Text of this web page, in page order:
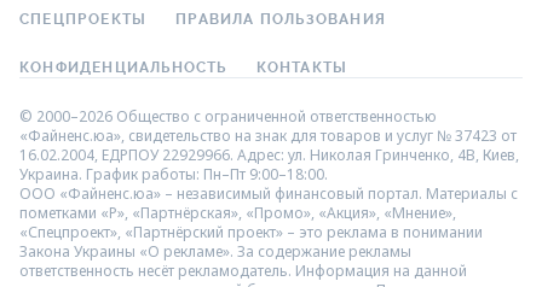
СПЕЦПРОЕКТЫ ПРАВИЛА ПОЛЬЗОВАНИЯ
КОНФИДЕНЦИАЛЬНОСТЬ КОНТАКТЫ
© 2000–2026 Общество с ограниченной ответственностью
«Файненс.юа», свидетельство на знак для товаров и услуг № 37423 от
16.02.2004, ЕДРПОУ 22929966. Адрес: ул. Николая Гринченко, 4В, Киев,
Украина. График работы: Пн–Пт 9:00–18:00.
ООО «Файненс.юа» – независимый финансовый портал. Материалы с
пометками «Р», «Партнёрская», «Промо», «Акция», «Мнение»,
«Спецпроект», «Партнёрский проект» – это реклама в понимании
Закона Украины «О рекламе». За содержание рекламы
ответственность несёт рекламодатель. Информация на данной